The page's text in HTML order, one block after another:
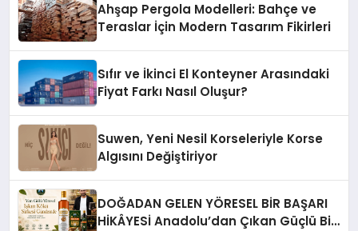
Ahşap Pergola Modelleri: Bahçe ve
Teraslar İçin Modern Tasarım Fikirleri
Sıfır ve İkinci El Konteyner Arasındaki
Fiyat Farkı Nasıl Oluşur?
Suwen, Yeni Nesil Korseleriyle Korse
Algısını Değiştiriyor
DOĞADAN GELEN YÖRESEL BİR BAŞARI
HİKÂYESİ Anadolu’dan Çıkan Güçlü Bir